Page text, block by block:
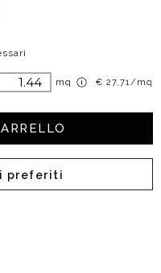
mq € 27,71/mq
preferiti